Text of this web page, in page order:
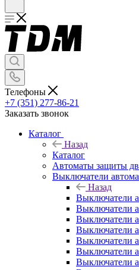
Телефоны
+7 (351) 277-86-21
Заказать звонок
Каталог
Назад
Каталог
Автоматы защиты
Выключатели
Назад
Выключатели
Выключатели
Выключатели
Выключатели
Выключатели
Выключатели
Выключатели